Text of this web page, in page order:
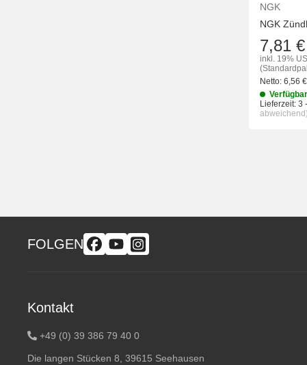
NGK
NGK
7,81 €
inkl. 19%
Netto: 6,56 €
Verfügbar
Lieferzeit: 3
abweichend)
FOLGEN
Kontakt
+49 (0) 39 386 79 40 0
Die langen Stücken 8, 39615 Seehausen